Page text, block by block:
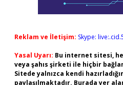
Reklam ve İletişim: Skype:
Yasal Uyarı: Bu internet sitesi,
veya şahıs şirketi ile hiçbir
Sitede yalnızca kendi
paylaşılmaktadır. Burada yer